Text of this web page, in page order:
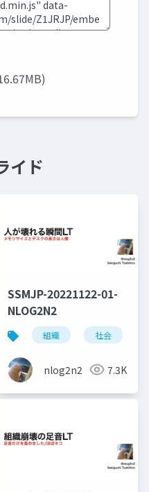
イド
iac
SSMJP-20221122-01-
NLOG2N2
組織 社会
nlog2n2 7.3K